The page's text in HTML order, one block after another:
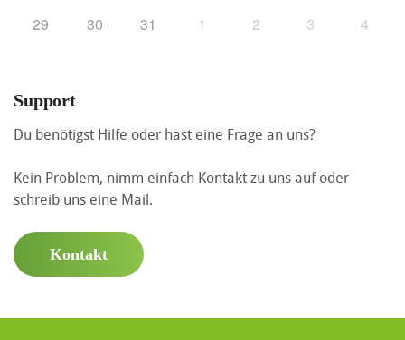
29 30 31 1 2 3 4
Support
Du benötigst Hilfe oder hast eine Frage an uns?
Kein Problem, nimm einfach Kontakt zu uns auf oder
schreib uns eine Mail.
Kontakt